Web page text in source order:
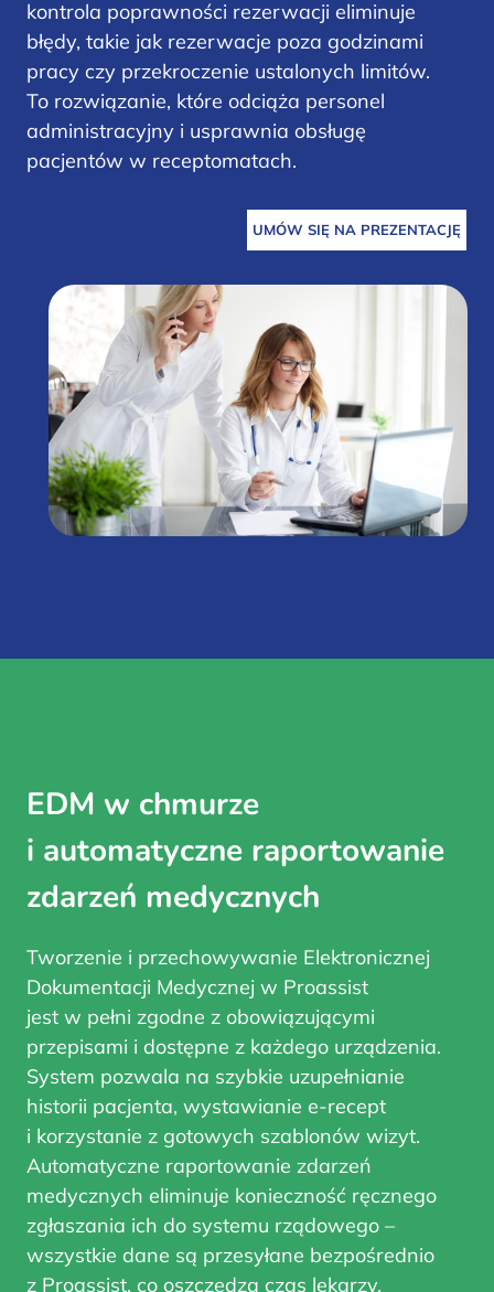
kontrola poprawności rezerwacji eliminuje
błędy, takie jak rezerwacje poza godzinami
pracy czy przekroczenie ustalonych limitów.
To rozwiązanie, które odciąża personel
administracyjny i usprawnia obsługę
pacjentów w receptomatach.
UMÓW SIĘ NA PREZENTACJĘ
EDM w chmurze
i automatyczne raportowanie
zdarzeń medycznych
Tworzenie i przechowywanie Elektronicznej
Dokumentacji Medycznej w Proassist
jest w pełni zgodne z obowiązującymi
przepisami i dostępne z każdego urządzenia.
System pozwala na szybkie uzupełnianie
historii pacjenta, wystawianie e-recept
i korzystanie z gotowych szablonów wizyt.
Automatyczne raportowanie zdarzeń
medycznych eliminuje konieczność ręcznego
zgłaszania ich do systemu rządowego –
wszystkie dane są przesyłane bezpośrednio
z Proassist, co oszczędza czas lekarzy.